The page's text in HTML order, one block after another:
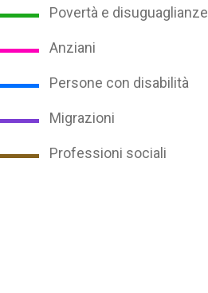
Povertà e disuguaglianze
Anziani
Persone con disabilità
Migrazioni
Professioni sociali